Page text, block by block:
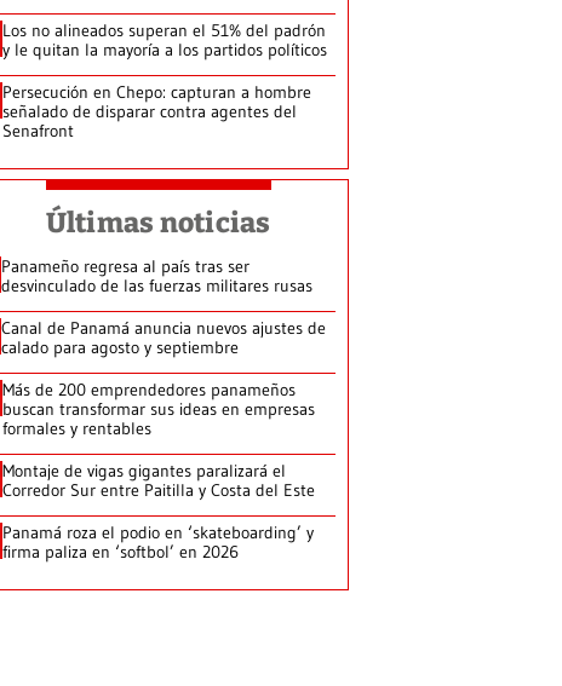
Los no alineados superan el 51% del padrón
y le quitan la mayoría a los partidos políticos
Persecución en Chepo: capturan a hombre
señalado de disparar contra agentes del
Senafront
Últimas noticias
Panameño regresa al país tras ser
desvinculado de las fuerzas militares rusas
Canal de Panamá anuncia nuevos ajustes de
calado para agosto y septiembre
Más de 200 emprendedores panameños
buscan transformar sus ideas en empresas
formales y rentables
Montaje de vigas gigantes paralizará el
Corredor Sur entre Paitilla y Costa del Este
Panamá roza el podio en ‘skateboarding’ y
firma paliza en ‘softbol’ en 2026